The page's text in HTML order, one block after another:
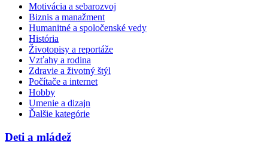
Motivácia a sebarozvoj
Biznis a manažment
Humanitné a spoločenské vedy
História
Životopisy a reportáže
Vzťahy a rodina
Zdravie a životný štýl
Počítače a internet
Hobby
Umenie a dizajn
Ďalšie kategórie
Deti a mládež